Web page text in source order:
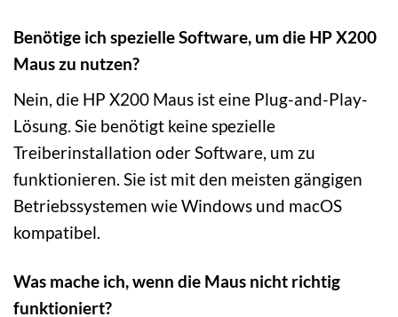
Benötige ich spezielle Software, um die HP X200
Maus zu nutzen?
Nein, die HP X200 Maus ist eine Plug-and-Play-
Lösung. Sie benötigt keine spezielle
Treiberinstallation oder Software, um zu
funktionieren. Sie ist mit den meisten gängigen
Betriebssystemen wie Windows und macOS
kompatibel.
Was mache ich, wenn die Maus nicht richtig
funktioniert?